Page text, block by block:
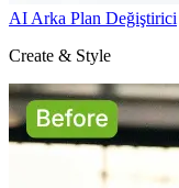
AI Arka Plan Değiştirici
Create & Style